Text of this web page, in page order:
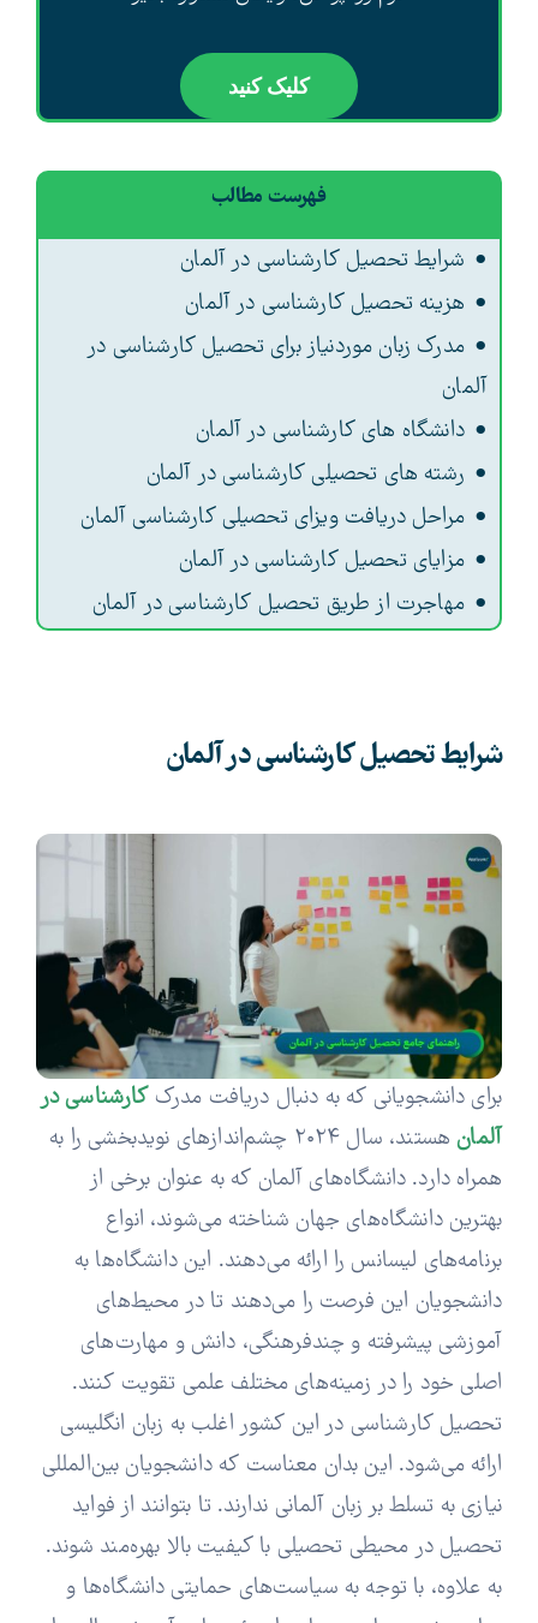
کلیک کنید
فهرست مطالب
شرایط تحصیل کارشناسی در آلمان
هزینه تحصیل کارشناسی در آلمان
مدرک زبان موردنیاز برای تحصیل کارشناسی در
آلمان
دانشگاه های کارشناسی در آلمان
رشته های تحصیلی کارشناسی در آلمان
مراحل دریافت ویزای تحصیلی کارشناسی آلمان
مزایای تحصیل کارشناسی در آلمان
مهاجرت از طریق تحصیل کارشناسی در آلمان
شرایط تحصیل کارشناسی در آلمان
برای دانشجویانی که به دنبال دریافت مدرککارشناسی در
آلمان
هستند، سال ۲۰۲۴ چشم‌اندازهای نویدبخشی را به
همراه دارد. دانشگاه‌های آلمان که به عنوان برخی از
بهترین دانشگاه‌های جهان شناخته می‌شوند، انواع
برنامه‌های لیسانس را ارائه می‌دهند. این دانشگاه‌ها به
دانشجویان این فرصت را می‌دهند تا در محیط‌های
آموزشی پیشرفته و چندفرهنگی، دانش و مهارت‌های
اصلی خود را در زمینه‌های مختلف علمی تقویت کنند.
تحصیل کارشناسی در این کشور اغلب به زبان انگلیسی
ارائه می‌شود. این بدان معناست که دانشجویان بین‌المللی
نیازی به تسلط بر زبان آلمانی ندارند. تا بتوانند از فواید
تحصیل در محیطی تحصیلی با کیفیت بالا بهره‌مند شوند.
به علاوه، با توجه به سیاست‌های حمایتی دانشگاه‌ها و